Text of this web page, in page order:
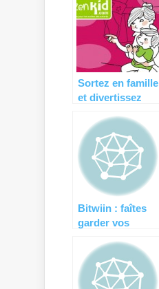
Sortez en famille
et divertissez
Citizenkid !
Bitwiin : faîtes
garder vos
séniors actifs !